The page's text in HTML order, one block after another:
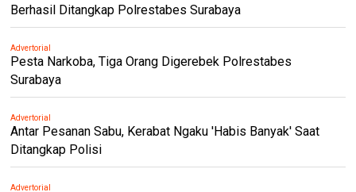
Berhasil Ditangkap Polrestabes Surabaya
Advertorial
Pesta Narkoba, Tiga Orang Digerebek Polrestabes
Surabaya
Advertorial
Antar Pesanan Sabu, Kerabat Ngaku 'Habis Banyak' Saat
Ditangkap Polisi
Advertorial